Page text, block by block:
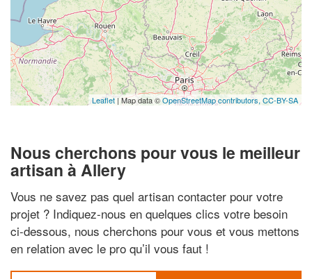
Leaflet | Map data ©OpenStreetMap contributors, CC-BY-SA
Nous cherchons pour vous le meilleur
artisan à Allery
Vous ne savez pas quel artisan contacter pour votre
projet ? Indiquez-nous en quelques clics votre besoin
ci-dessous, nous cherchons pour vous et vous mettons
en relation avec le pro qu’il vous faut !